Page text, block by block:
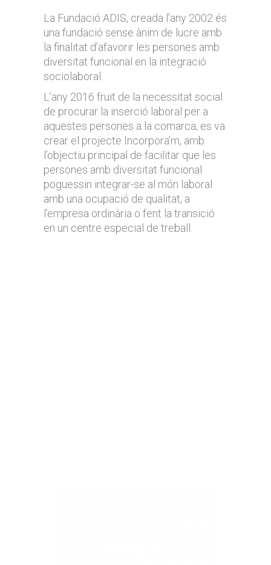
La Fundació ADIS, creada l’any 2002 és
una fundació sense ànim de lucre amb
la finalitat d’afavorir les persones amb
diversitat funcional en la integració
sociolaboral.
L’any 2016 fruit de la necessitat social
de procurar la inserció laboral per a
aquestes persones a la comarca, es va
crear el projecte Incorpora’m, amb
l’objectiu principal de facilitar que les
persones amb diversitat funcional
poguessin integrar-se al món laboral
amb una ocupació de qualitat, a
l’empresa ordinària o fent la transició
en un centre especial de treball.